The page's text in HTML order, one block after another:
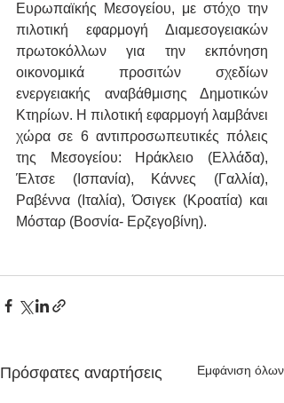
Ευρωπαϊκής Μεσογείου, με στόχο την
πιλοτική εφαρμογή Διαμεσογειακών
πρωτοκόλλων για την εκπόνηση
οικονομικά προσιτών σχεδίων
ενεργειακής αναβάθμισης Δημοτικών
Κτηρίων. Η πιλοτική εφαρμογή λαμβάνει
χώρα σε 6 αντιπροσωπευτικές πόλεις
της Μεσογείου: Ηράκλειο (Ελλάδα),
Έλτσε (Ισπανία), Κάννες (Γαλλία),
Ραβέννα (Ιταλία), Όσιγεκ (Κροατία) και
Μόσταρ (Βοσνία- Ερζεγοβίνη).
Πρόσφατες αναρτήσεις Εμφάνιση όλων